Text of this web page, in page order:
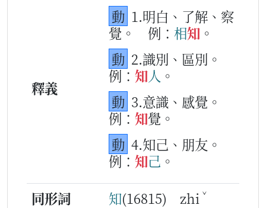
釋義
動 1.明白、了解、察
覺。
例： 相知 。
動 2.識別、區別。
例： 知人 。
動 3.意識、感覺。
例： 知覺。
動 4.知己、朋友。
例： 知己 。
同形詞
知(16815) zhi ˇ